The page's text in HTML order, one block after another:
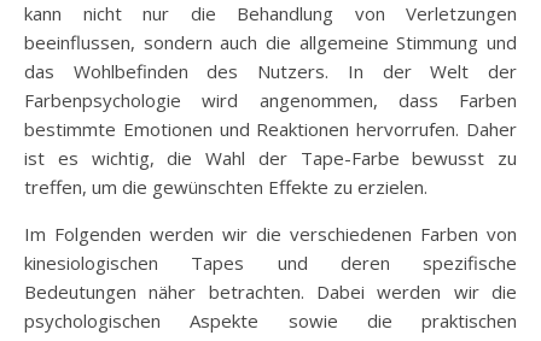
kann nicht nur die Behandlung von Verletzungen
beeinflussen, sondern auch die allgemeine Stimmung und
das Wohlbefinden des Nutzers. In der Welt der
Farbenpsychologie wird angenommen, dass Farben
bestimmte Emotionen und Reaktionen hervorrufen. Daher
ist es wichtig, die Wahl der Tape-Farbe bewusst zu
treffen, um die gewünschten Effekte zu erzielen.
Im Folgenden werden wir die verschiedenen Farben von
kinesiologischen Tapes und deren spezifische
Bedeutungen näher betrachten. Dabei werden wir die
psychologischen Aspekte sowie die praktischen